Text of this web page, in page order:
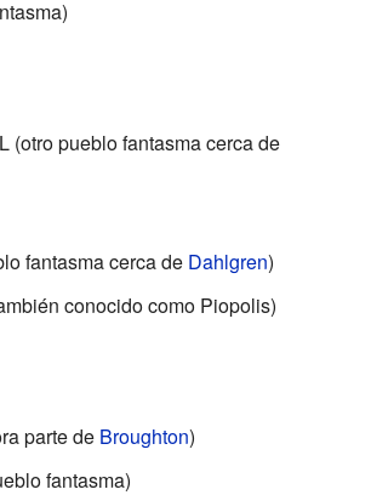
(otro pueblo fantasma cerca de
fantasma cerca de Dahlgren)
conocido como Piopolis)
parte de Broughton)
fantasma)